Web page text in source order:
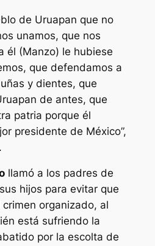
de Uruapan que no
unamos, que nos
él (Manzo) le hubiese
que defendamos a
y dientes, que
de antes, que
patria porque él
presidente de México”,
llamó a los padres de
hijos para evitar que
organizado, al
está sufriendo la
por la escolta de